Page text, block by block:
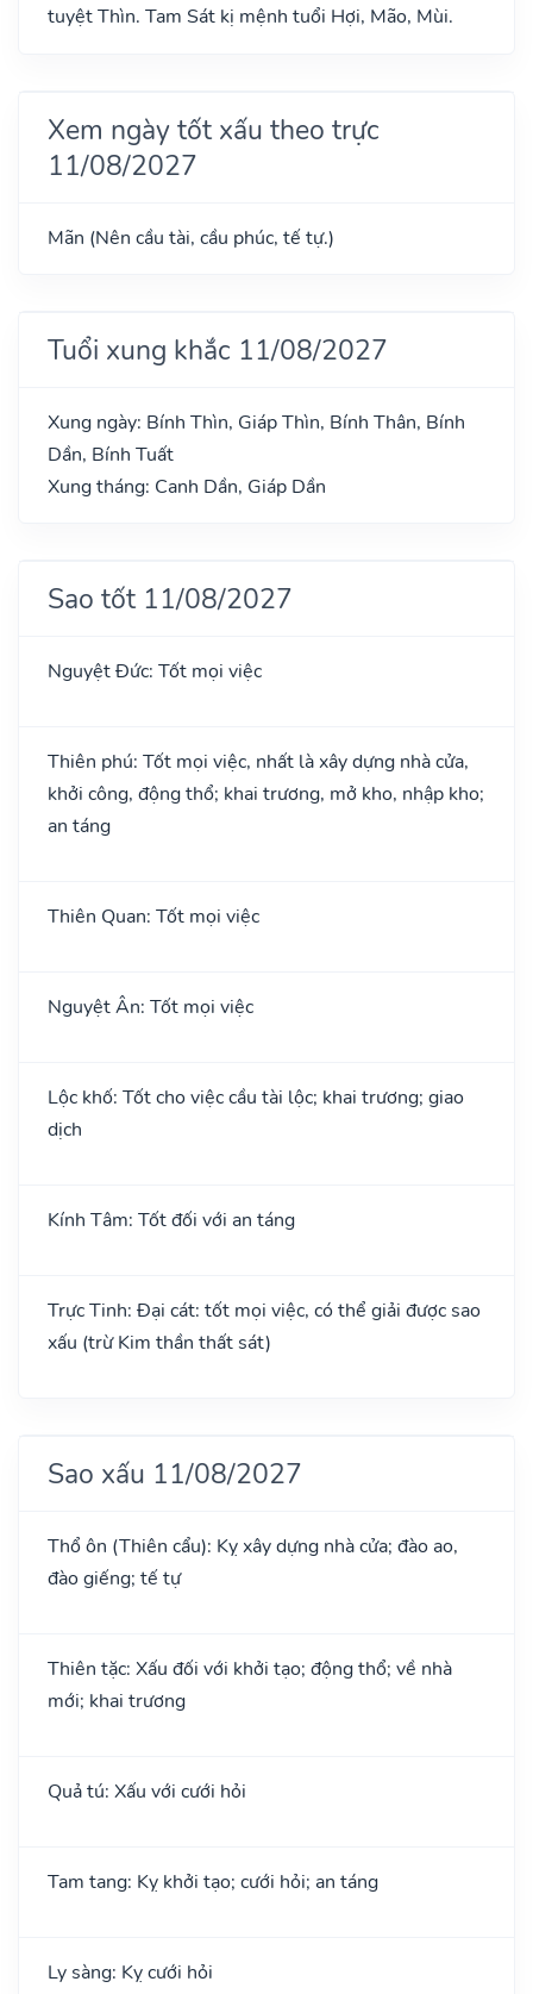
tuyệt Thìn. Tam Sát kị mệnh tuổi Hợi, Mão, Mùi.
Xem ngày tốt xấu theo trực
11/08/2027
Mãn (Nên cầu tài, cầu phúc, tế tự.)
Tuổi xung khắc 11/08/2027
Xung ngày: Bính Thìn, Giáp Thìn, Bính Thân, Bính
Dần, Bính Tuất
Xung tháng: Canh Dần, Giáp Dần
Sao tốt 11/08/2027
Nguyệt Đức: Tốt mọi việc
Thiên phú: Tốt mọi việc, nhất là xây dựng nhà cửa,
khởi công, động thổ; khai trương, mở kho, nhập kho;
an táng
Thiên Quan: Tốt mọi việc
Nguyệt Ân: Tốt mọi việc
Lộc khố: Tốt cho việc cầu tài lộc; khai trương; giao
dịch
Kính Tâm: Tốt đối với an táng
Trực Tinh: Đại cát: tốt mọi việc, có thể giải được sao
xấu (trừ Kim thần thất sát)
Sao xấu 11/08/2027
Thổ ôn (Thiên cẩu): Kỵ xây dựng nhà cửa; đào ao,
đào giếng; tế tự
Thiên tặc: Xấu đối với khởi tạo; động thổ; về nhà
mới; khai trương
Quả tú: Xấu với cưới hỏi
Tam tang: Kỵ khởi tạo; cưới hỏi; an táng
Ly sàng: Kỵ cưới hỏi